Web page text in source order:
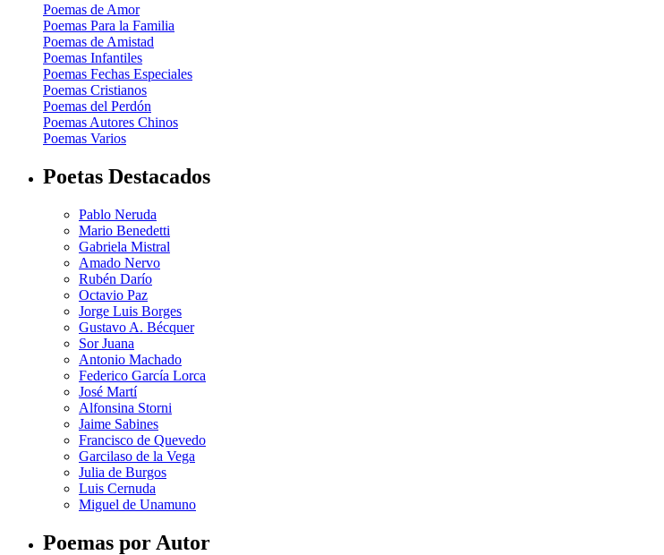
Poemas de Amor
Poemas Para la Familia
Poemas de Amistad
Poemas Infantiles
Poemas Fechas Especiales
Poemas Cristianos
Poemas del Perdón
Poemas Autores Chinos
Poemas Varios
Poetas Destacados
Pablo Neruda
Mario Benedetti
Gabriela Mistral
Amado Nervo
Rubén Darío
Octavio Paz
Jorge Luis Borges
Gustavo A. Bécquer
Sor Juana
Antonio Machado
Federico García Lorca
José Martí
Alfonsina Storni
Jaime Sabines
Francisco de Quevedo
Garcilaso de la Vega
Julia de Burgos
Luis Cernuda
Miguel de Unamuno
Poemas por Autor